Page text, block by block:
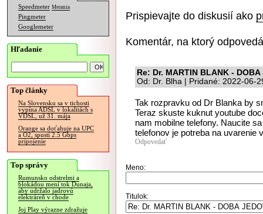
Speedmeter Merania
Pingmeter
Googlemeter
Hľadanie
Top články
Na Slovensku sa v tichosti
vypína ADSL v lokalitách s
VDSL, už 31. mája
Orange sa doťahuje na UPC
a O2, spustí 2.5 Gbps
pripojenie
Top správy
Rumunsko odstrelmi a
blokádou mení tok Dunaja,
aby udržalo jadrovú
elektráreň v chode
Joj Play výrazne zdražuje
Prispievajte do diskusií ako
Komentár, na ktorý
Re: Dr. MARTIN BLANK -
Od: Dr. Blha | Pridané: 2022-06-
Tak rozpravku od Dr Blanka by
Teraz skuste kuknut youtube
nam mobilne telefony. Naucite
telefonov je potreba na uvarenie
Odpovedať
Meno:
Titulok: